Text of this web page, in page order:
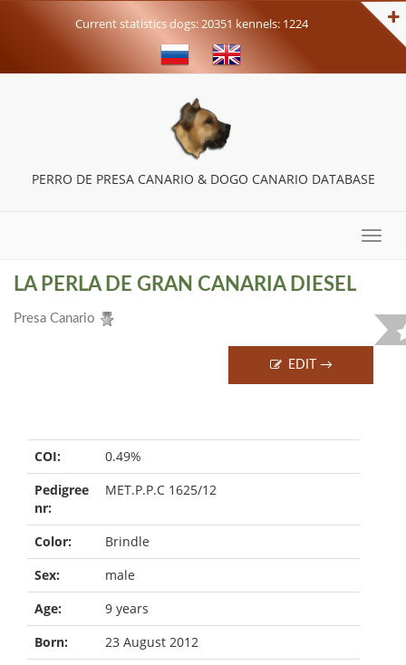
Current statistics dogs: 20351 kennels: 1224
PERRO DE PRESA CANARIO & DOGO CANARIO DATABASE
Toggle
LA PERLA DE GRAN CANARIA DIESEL
Presa Canario
EDIT →
COI:
0.49%
Pedigree
nr:
MET.P.P.C 1625/12
Color:
Brindle
Sex:
male
Age:
9 years
Born:
23 August 2012